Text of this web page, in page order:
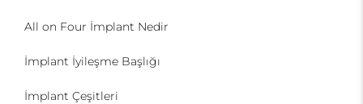
All on Four İmplant Nedir
İmplant İyileşme Başlığı
İmplant Çeşitleri